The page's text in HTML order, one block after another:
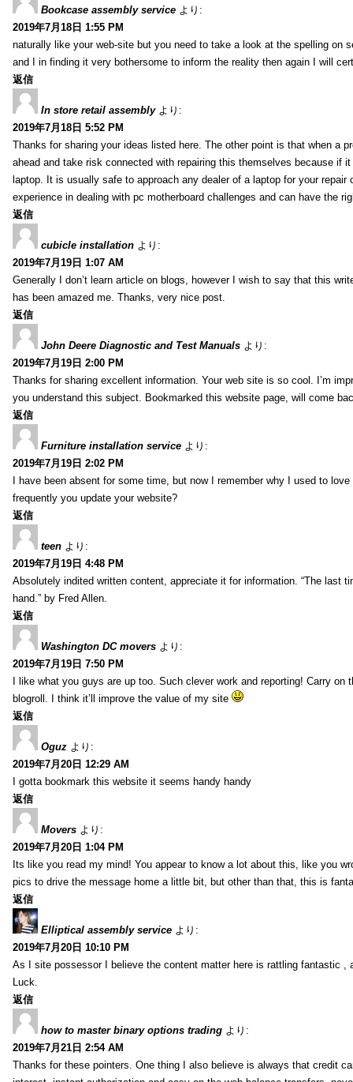
Bookcase assembly service より:
2019年7月18日 1:55 PM
naturally like your web-site but you need to take a look at the spelling on
and I in finding it very bothersome to inform the reality then again I will
返信
In store retail assembly より:
2019年7月18日 5:52 PM
Thanks for sharing your ideas listed here. The other point is that when a
ahead and take risk connected with repairing this themselves because if
laptop. It is usually safe to approach any dealer of a laptop for your
experience in dealing with pc motherboard challenges and can have the
返信
cubicle installation より:
2019年7月19日 1:07 AM
Generally I don’t learn article on blogs, however I wish to say that this
has been amazed me. Thanks, very nice post.
返信
John Deere Diagnostic and Test Manuals より:
2019年7月19日 2:00 PM
Thanks for sharing excellent information. Your web site is so cool. I’m
you understand this subject. Bookmarked this website page, will come
返信
Furniture installation service より:
2019年7月19日 2:02 PM
I have been absent for some time, but now I remember why I used to
frequently you update your website?
返信
teen より:
2019年7月19日 4:48 PM
Absolutely indited written content, appreciate it for information. “The last
hand.” by Fred Allen.
返信
Washington DC movers より:
2019年7月19日 7:50 PM
I like what you guys are up too. Such clever work and reporting! Carry
blogroll. I think it’ll improve the value of my site
返信
Oguz より:
2019年7月20日 12:29 AM
I gotta bookmark this website it seems handy handy
返信
Movers より:
2019年7月20日 1:04 PM
Its like you read my mind! You appear to know a lot about this, like you
pics to drive the message home a little bit, but other than that, this is
返信
Elliptical assembly service より:
2019年7月20日 10:10 PM
As I site possessor I believe the content matter here is rattling fantastic ,
Luck.
返信
how to master binary options trading より:
2019年7月21日 2:54 AM
Thanks for these pointers. One thing I also believe is always that credit